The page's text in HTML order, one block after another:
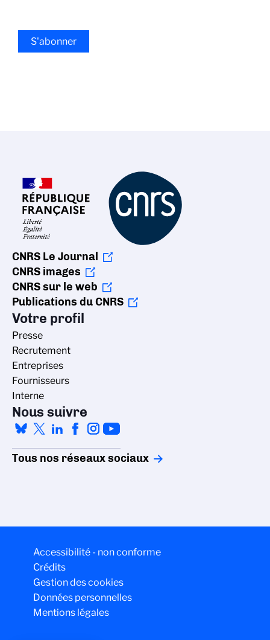
CNRS Le Journal
CNRS images
CNRS sur le web
Publications du CNRS
Votre profil
Presse
Recrutement
Entreprises
Fournisseurs
Interne
Nous suivre
Tous nos réseaux sociaux
Accessibilité - non conforme
Crédits
Gestion des cookies
Données personnelles
Mentions légales